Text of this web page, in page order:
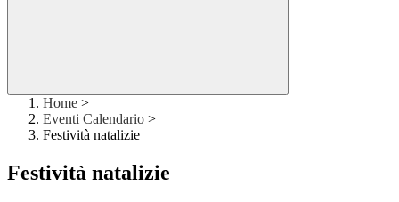
Home >
Eventi Calendario >
Festività natalizie
Festività natalizie